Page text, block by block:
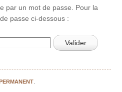
par un mot de passe. Pour la
passe ci-dessous :